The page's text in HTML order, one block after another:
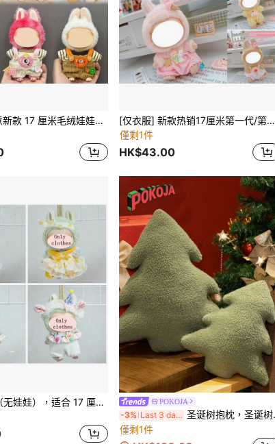
[仅衣服] 创意新款 17 厘米毛绒娃娃第一代/第二代/第三代 Labobo 可更换服装，可爱多巴胺怪物工作服套装适合
[仅衣服] 新款热销17厘米第一代/第二代/第三代Labobo毛绒娃娃衣服，可爱冰淇淋背带裤
僅剩1件
HK$43.00
仅 1 件衣服（无娃娃），适合 17 厘米第一代/第二代/第三代娃娃替换装的衣服，悬挂配件
POKOJA
-3% Last 3 days 圣诞树抱枕，圣诞树装饰抱枕，生动的圣诞树抱枕，填充树形抱枕圣诞装饰，圣诞派对可爱抱枕，家居靠垫装饰
僅剩1件